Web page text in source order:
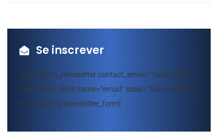
Se inscrever
[formulário_newsletter contact_email="Subscribe"]
[newsletter_field name="email" label="Seu endereço
de e-mail*"][/newsletter_form]